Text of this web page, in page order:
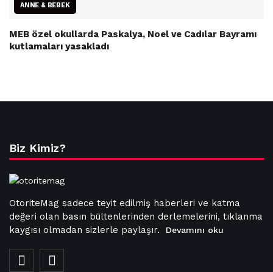
ANNE & BEBEK
MEB özel okullarda Paskalya, Noel ve Cadılar Bayramı
kutlamaları yasakladı
Biz Kimiz?
OtoriteMag sadece teyit edilmiş haberleri ve katma
değeri olan basın bültenlerinden derlemelerini, tıklanma
kaygısı olmadan sizlerle paylaşır.
Devamını oku